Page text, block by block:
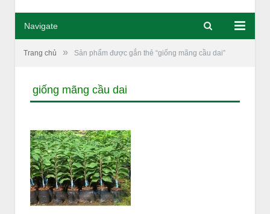
Navigate
Trang chủ » Sản phẩm được gắn thẻ “giống mãng cầu dai”
giống mãng cầu dai